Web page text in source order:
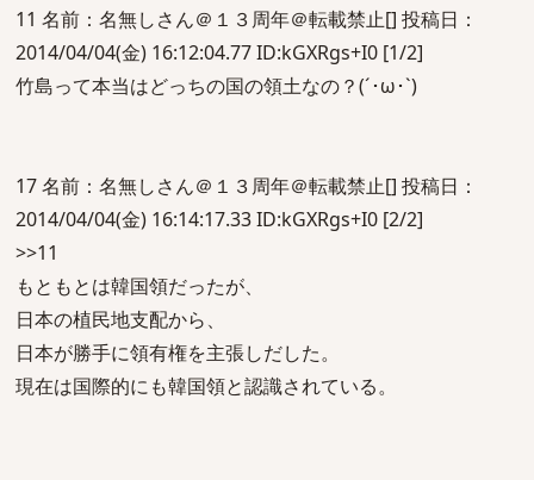
11 名前：名無しさん＠１３周年＠転載禁止[] 投稿日：
2014/04/04(金) 16:12:04.77 ID:kGXRgs+I0 [1/2]
竹島って本当はどっちの国の領土なの？(´･ω･`)
17 名前：名無しさん＠１３周年＠転載禁止[] 投稿日：
2014/04/04(金) 16:14:17.33 ID:kGXRgs+I0 [2/2]
>>11
もともとは韓国領だったが、
日本の植民地支配から、
日本が勝手に領有権を主張しだした。
現在は国際的にも韓国領と認識されている。